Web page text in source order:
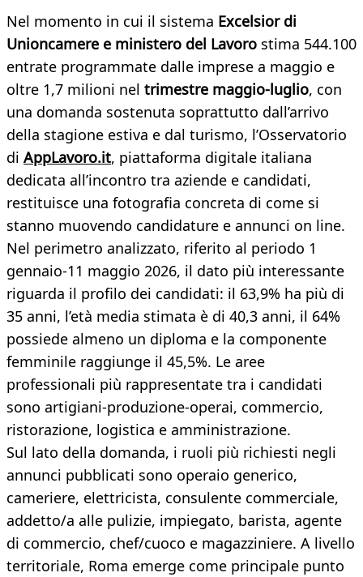
Nel momento in cui il sistema Excelsior di
Unioncamere e ministero del Lavoro stima 544.100
entrate programmate dalle imprese a maggio e
oltre 1,7 milioni nel trimestre maggio-luglio, con
una domanda sostenuta soprattutto dall’arrivo
della stagione estiva e dal turismo, l’Osservatorio
di AppLavoro.it, piattaforma digitale italiana
dedicata all’incontro tra aziende e candidati,
restituisce una fotografia concreta di come si
stanno muovendo candidature e annunci on line.
Nel perimetro analizzato, riferito al periodo 1
gennaio-11 maggio 2026, il dato più interessante
riguarda il profilo dei candidati: il 63,9% ha più di
35 anni, l’età media stimata è di 40,3 anni, il 64%
possiede almeno un diploma e la componente
femminile raggiunge il 45,5%. Le aree
professionali più rappresentate tra i candidati
sono artigiani-produzione-operai, commercio,
ristorazione, logistica e amministrazione.
Sul lato della domanda, i ruoli più richiesti negli
annunci pubblicati sono operaio generico,
cameriere, elettricista, consulente commerciale,
addetto/a alle pulizie, impiegato, barista, agente
di commercio, chef/cuoco e magazziniere. A livello
territoriale, Roma emerge come principale punto